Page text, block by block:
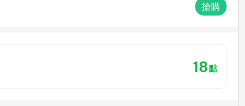
搶購
18點